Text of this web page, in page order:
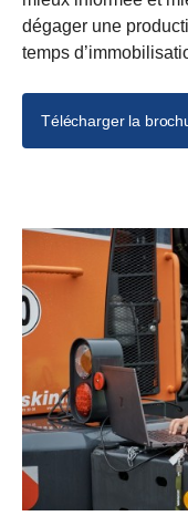
dégager une
temps
Télécharger la